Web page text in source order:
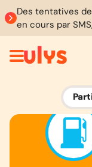
Des tentatives
en cours par